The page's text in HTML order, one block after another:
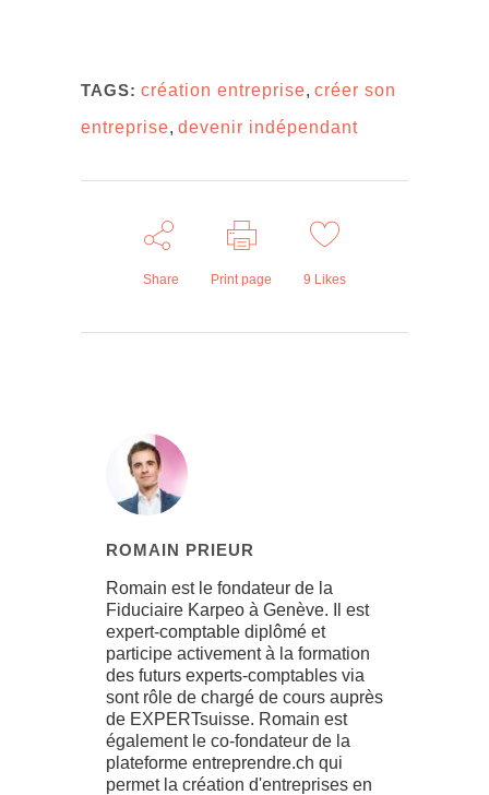
TAGS: création entreprise, créer son
entreprise, devenir indépendant
Share Print page 9 Likes
ROMAIN PRIEUR
Romain est le fondateur de la
Fiduciaire Karpeo à Genève. Il est
expert-comptable diplômé et
participe activement à la formation
des futurs experts-comptables via
sont rôle de chargé de cours auprès
de EXPERTsuisse. Romain est
également le co-fondateur de la
plateforme entreprendre.ch qui
permet la création d'entreprises en